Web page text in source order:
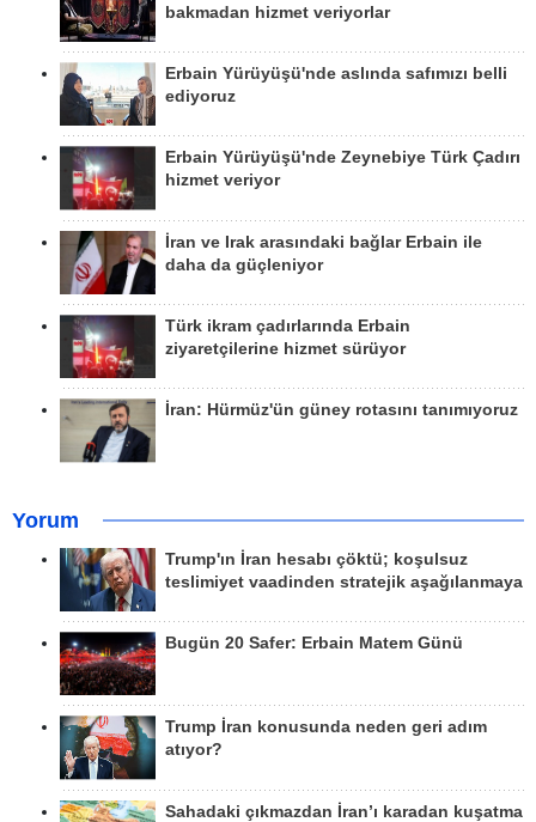
bakmadan hizmet veriyorlar
Erbain Yürüyüşü'nde aslında safımızı belli
ediyoruz
Erbain Yürüyüşü'nde Zeynebiye Türk Çadırı
hizmet veriyor
İran ve Irak arasındaki bağlar Erbain ile
daha da güçleniyor
Türk ikram çadırlarında Erbain
ziyaretçilerine hizmet sürüyor
İran: Hürmüz'ün güney rotasını tanımıyoruz
Yorum
Trump'ın İran hesabı çöktü; koşulsuz
teslimiyet vaadinden stratejik aşağılanmaya
Bugün 20 Safer: Erbain Matem Günü
Trump İran konusunda neden geri adım
atıyor?
Sahadaki çıkmazdan İran’ı karadan kuşatma